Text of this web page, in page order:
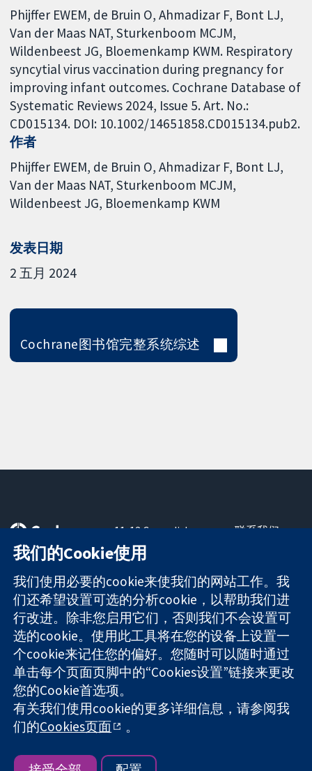
Phijffer EWEM, de Bruin O, Ahmadizar F, Bont LJ,
Van der Maas NAT, Sturkenboom MCJM,
Wildenbeest JG, Bloemenkamp KWM. Respiratory
syncytial virus vaccination during pregnancy for
improving infant outcomes. Cochrane Database of
Systematic Reviews 2024, Issue 5. Art. No.:
CD015134. DOI: 10.1002/14651858.CD015134.pub2.
作者
Phijffer EWEM de Bruin O Ahmadizar F Bont LJ
Van der Maas NAT Sturkenboom MCJM
Wildenbeest JG Bloemenkamp KWM
发表日期
2 五月 2024
Cochrane图书馆完整系统综述
可信任的证据
知情决定
更完善的医疗健
康
11-13 Cavendish
Square
London
W1G 0AN
United Kingdom
联系我们
关于我们
工作机会
Cochrane
Library
The Cochrane Collaboration is a charity (no. 1045921) and a
company limited by guarantee (no. 03044323) registered in
England & Wales. VAT registration number GB 718 2127 49.
版权所有：© 2026 Cochrane协作网
我们的Cookie使用
我们使用必要的cookie来使我们的网站工作。我
们还希望设置可选的分析cookie，以帮助我们进
行改进。除非您启用它们，否则我们不会设置可
选的cookie。使用此工具将在您的设备上设置一
个cookie来记住您的偏好。您随时可以随时通过
单击每个页面页脚中的“Cookies设置”链接来更改
您的Cookie首选项。
有关我们使用cookie的更多详细信息，请参阅我
们的Cookies页面 。